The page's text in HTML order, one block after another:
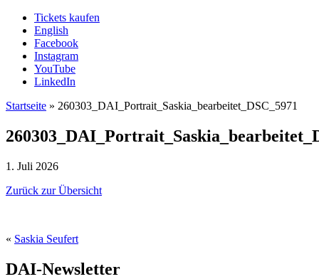
Tickets kaufen
English
Facebook
Instagram
YouTube
LinkedIn
Startseite » 260303_DAI_Portrait_Saskia_bearbeitet_DSC_5971
1. Juli 2026
Zurück zur Übersicht
« Saskia Seufert
DAI-Newsletter